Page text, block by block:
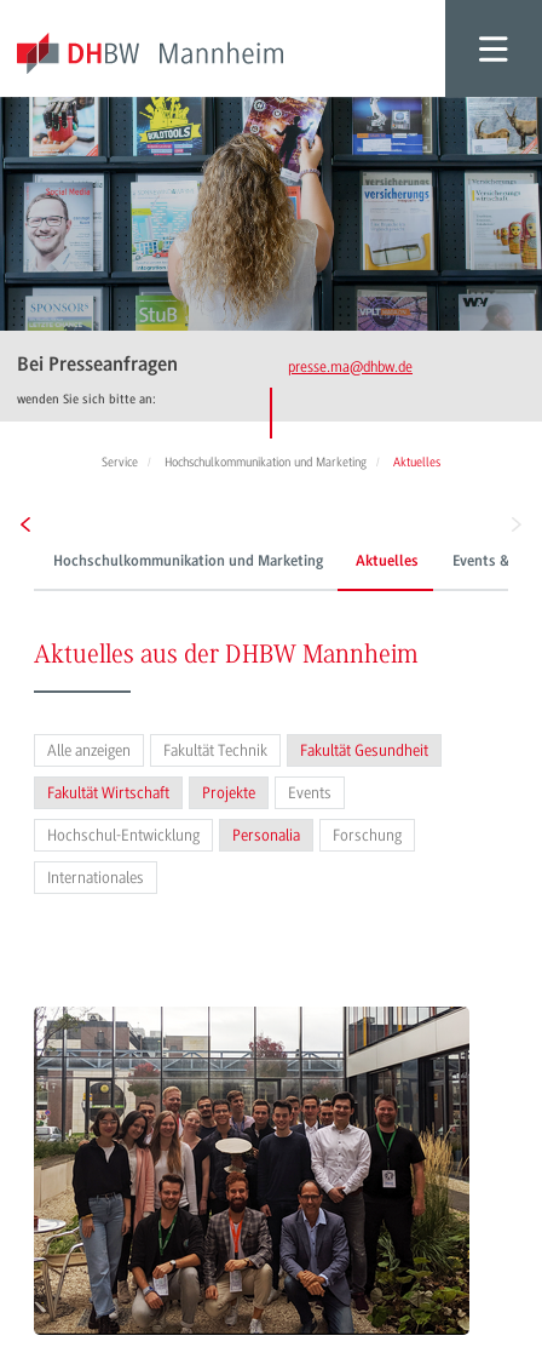
Bei Presseanfragen
wenden Sie sich bitte an:
presse.ma@dhbw.de
Service Hochschulkommunikation und Marketing Aktuelles
Hochschulkommunikation und Marketing Aktuelles Events &
Aktuelles aus der DHBW Mannheim
Alle anzeigen Fakultät Technik Fakultät Gesundheit
Fakultät Wirtschaft Projekte Events
Hochschul-Entwicklung Personalia Forschung
Internationales